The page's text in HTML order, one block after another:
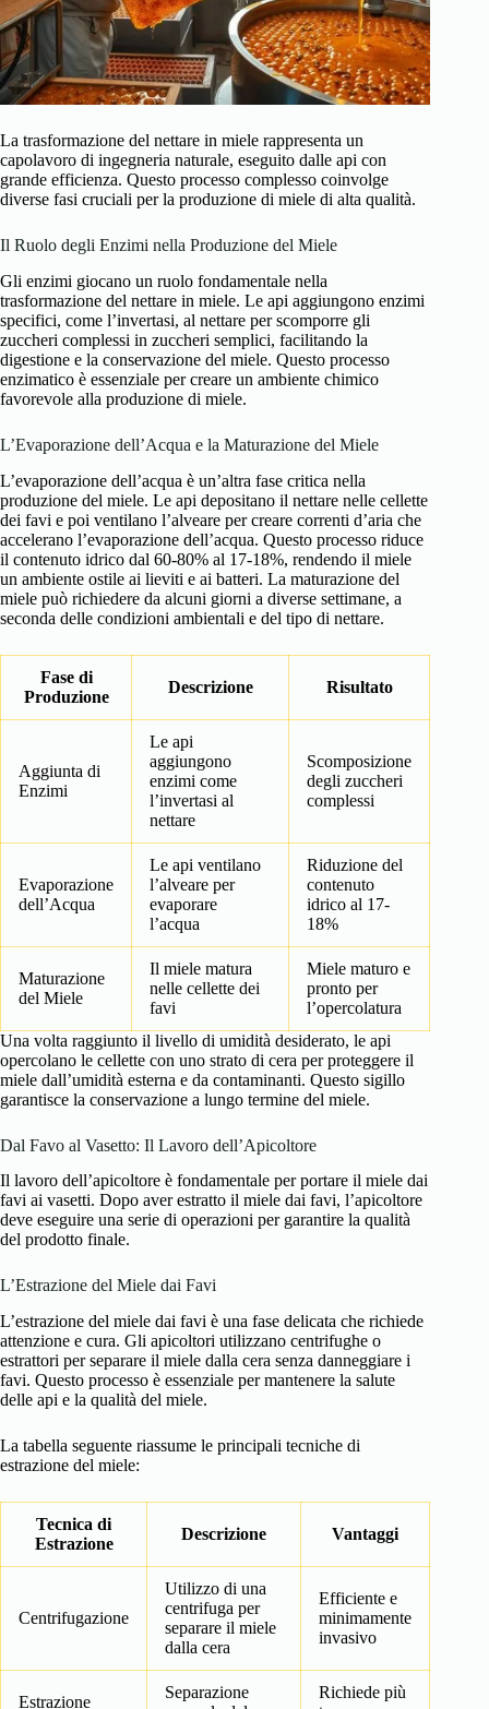
La trasformazione del nettare in miele rappresenta un
capolavoro di ingegneria naturale, eseguito dalle api con
grande efficienza. Questo processo complesso coinvolge
diverse fasi cruciali per la produzione di miele di alta qualità.
Il Ruolo degli Enzimi nella Produzione del Miele
Gli enzimi giocano un ruolo fondamentale nella
trasformazione del nettare in miele. Le api aggiungono enzimi
specifici, come l’invertasi, al nettare per scomporre gli
zuccheri complessi in zuccheri semplici, facilitando la
digestione e la conservazione del miele. Questo processo
enzimatico è essenziale per creare un ambiente chimico
favorevole alla produzione di miele.
L’Evaporazione dell’Acqua e la Maturazione del Miele
L’evaporazione dell’acqua è un’altra fase critica nella
produzione del miele. Le api depositano il nettare nelle cellette
dei favi e poi ventilano l’alveare per creare correnti d’aria che
accelerano l’evaporazione dell’acqua. Questo processo riduce
il contenuto idrico dal 60-80% al 17-18%, rendendo il miele
un ambiente ostile ai lieviti e ai batteri. La maturazione del
miele può richiedere da alcuni giorni a diverse settimane, a
seconda delle condizioni ambientali e del tipo di nettare.
Fase di
Produzione
Descrizione Risultato
Aggiunta di
Enzimi
Le api
aggiungono
enzimi come
l’invertasi al
nettare
Scomposizione
degli zuccheri
complessi
Evaporazione
dell’Acqua
Le api ventilano
l’alveare per
evaporare
l’acqua
Riduzione del
contenuto
idrico al 17-
18%
Maturazione
del Miele
Il miele matura
nelle cellette dei
favi
Miele maturo e
pronto per
l’opercolatura
Una volta raggiunto il livello di umidità desiderato, le api
opercolano le cellette con uno strato di cera per proteggere il
miele dall’umidità esterna e da contaminanti. Questo sigillo
garantisce la conservazione a lungo termine del miele.
Dal Favo al Vasetto: Il Lavoro dell’Apicoltore
Il lavoro dell’apicoltore è fondamentale per portare il miele dai
favi ai vasetti. Dopo aver estratto il miele dai favi, l’apicoltore
deve eseguire una serie di operazioni per garantire la qualità
del prodotto finale.
L’Estrazione del Miele dai Favi
L’estrazione del miele dai favi è una fase delicata che richiede
attenzione e cura. Gli apicoltori utilizzano centrifughe o
estrattori per separare il miele dalla cera senza danneggiare i
favi. Questo processo è essenziale per mantenere la salute
delle api e la qualità del miele.
La tabella seguente riassume le principali tecniche di
estrazione del miele:
Tecnica di
Estrazione
Descrizione Vantaggi
Centrifugazione
Utilizzo di una
centrifuga per
separare il miele
dalla cera
Efficiente e
minimamente
invasivo
Estrazione
Separazione
Richiede più